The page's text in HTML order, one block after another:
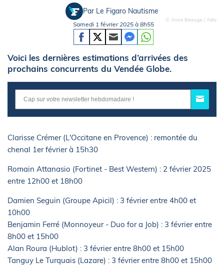
© Anne Beauge / Aléa
Par Le Figaro Nautisme
Samedi 1 février 2025 à 8h55
Voici les dernières estimations d’arrivées des
prochains concurrents du Vendée Globe.
Clarisse Crémer (L'Occitane en Provence) : remontée du
chenal 1er février à 15h30
Romain Attanasio (Fortinet - Best Western) : 2 février 2025
entre 12h00 et 18h00
Damien Seguin (Groupe Apicil) : 3 février entre 4h00 et
10h00
Benjamin Ferré (Monnoyeur - Duo for a Job) : 3 février entre
8h00 et 15h00
Alan Roura (Hublot) : 3 février entre 8h00 et 15h00
Tanguy Le Turquais (Lazare) : 3 février entre 8h00 et 15h00